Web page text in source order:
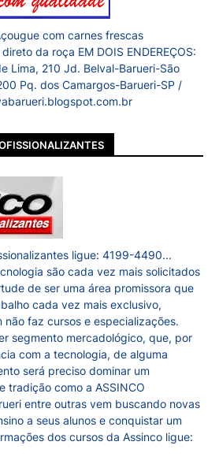
com carnes frescas
da roça EM DOIS ENDEREÇOS:
Lima, 210 Jd. Belval-Barueri-São
Pq. dos Camargos-Barueri-SP /
ligue: 4199-4490...
são cada vez mais solicitados
de ser uma área promissora que
cada vez mais exclusivo,
faz cursos e especializações.
segmento mercadológico, que, por
com a tecnologia, de alguma
será preciso dominar um
tradição como a ASSINCO
entre outras vem buscando novas
a seus alunos e conquistar um
dos cursos da Assinco ligue: